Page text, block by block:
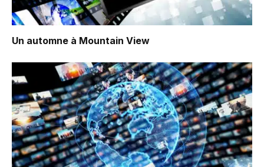
Un automne à Mountain View